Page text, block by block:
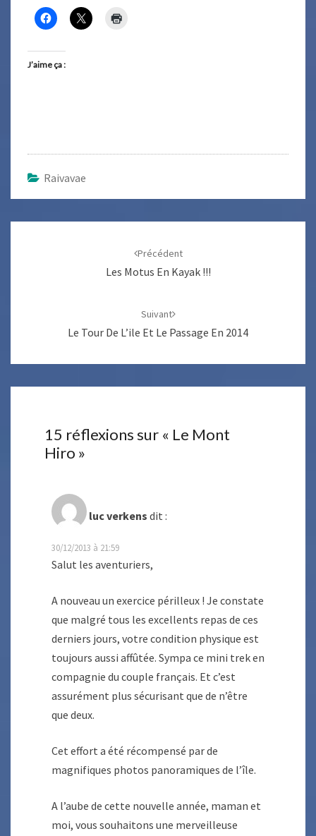
J’aime ça :
Raivavae
Précédent
Les Motus En Kayak !!!
Suivant
Le Tour De L’ile Et Le Passage En 2014
15 réflexions sur « Le Mont
Hiro »
luc verkens dit :
30/12/2013 à 21:59
Salut les aventuriers,
A nouveau un exercice périlleux ! Je constate
que malgré tous les excellents repas de ces
derniers jours, votre condition physique est
toujours aussi affûtée. Sympa ce mini trek en
compagnie du couple français. Et c’est
assurément plus sécurisant que de n’être
que deux.
Cet effort a été récompensé par de
magnifiques photos panoramiques de l’île.
A l’aube de cette nouvelle année, maman et
moi, vous souhaitons une merveilleuse